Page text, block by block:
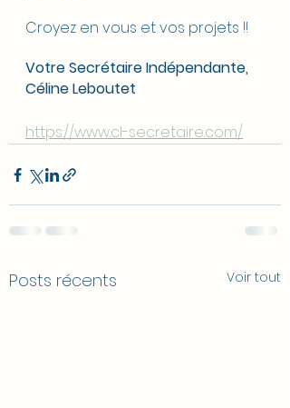
Croyez en vous et vos projets !!
Votre Secrétaire Indépendante,
Céline Leboutet
https://www.cl-secretaire.com/
Posts récents Voir tout